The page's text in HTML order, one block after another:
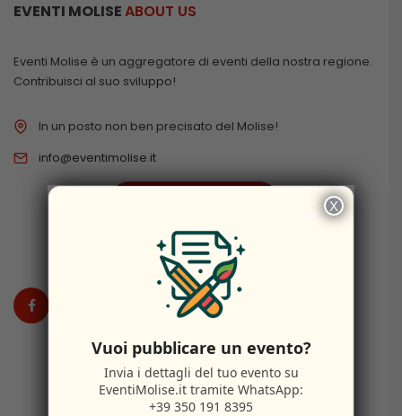
EVENTI MOLISEABOUT US
Eventi Molise è un aggregatore di eventi della nostra regione.
Contribuisci al suo sviluppo!
In un posto non ben precisato del Molise!
info@eventimolise.it
DISCLAIMER
×
Vuoi pubblicare un evento?
Invia i dettagli del tuo evento su
EventiMolise.it tramite WhatsApp:
+39 350 191 8395
X